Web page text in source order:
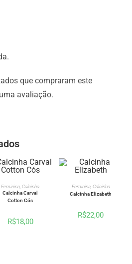
que compraram este
avaliação.
VER OPÇÕES
Feminina ,Calcinha
Calcinha Carval
Cotton Cós
R$18,00
VER OPÇÕES
Feminina, Calcinha
Calcinha Elizabeth
R$22,00